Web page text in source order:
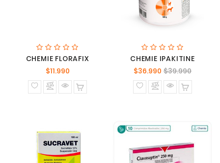
CHEMIE FLORAFIX
$11.990Precio
normal
CHEMIE IPAKITINE
$36.990 Precio
normal
$39.990Precio